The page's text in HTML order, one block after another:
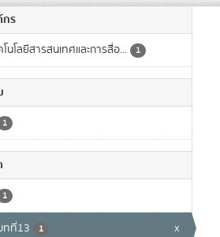
ร
นโลยีสารสนเทศและการสื่อ... 1
1
1
ทที่13 1 x